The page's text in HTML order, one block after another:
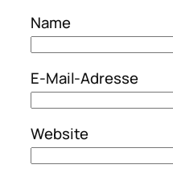
Name
E-Mail-Adresse
Website